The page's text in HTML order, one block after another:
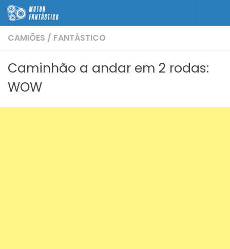
Skip to content
CAMIÕES / FANTÁSTICO
Caminhão a andar em 2 rodas:
WOW